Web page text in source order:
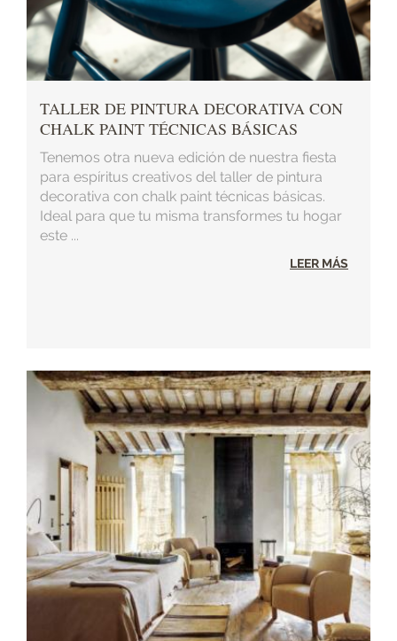
TALLER DE PINTURA DECORATIVA CON
CHALK PAINT TÉCNICAS BÁSICAS
Tenemos otra nueva edición de nuestra fiesta
para espíritus creativos del taller de pintura
decorativa con chalk paint técnicas básicas.
Ideal para que tu misma transformes tu hogar
este ...
LEER MÁS